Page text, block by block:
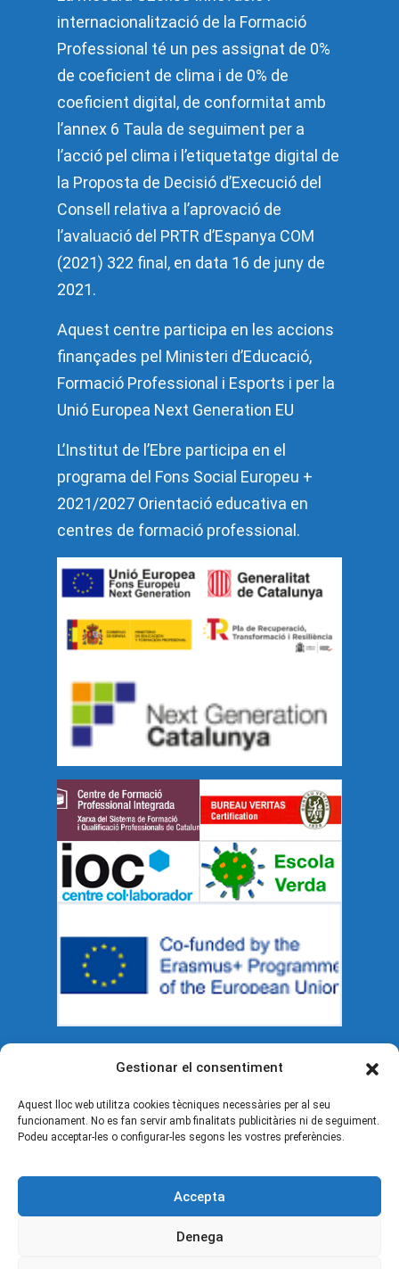
Gestionar el consentiment
Aquest lloc web utilitza cookies tècniques necessàries per al seu
funcionament. No es fan servir amb finalitats publicitàries ni de seguiment.
Podeu acceptar-les o configurar-les segons les vostres preferències.
Accepta
Denega
internacionalització de la Formació
Professional té un pes assignat de 0%
de coeficient de clima i de 0% de
coeficient digital, de conformitat amb
l’annex 6 Taula de seguiment per a
l’acció pel clima i l’etiquetatge digital de
la Proposta de Decisió d’Execució del
Consell relativa a l’aprovació de
l’avaluació del PRTR d’Espanya COM
(2021) 322 final, en data 16 de juny de
2021.
Aquest centre participa en les accions
finançades pel Ministeri d’Educació,
Formació Professional i Esports i per la
Unió Europea Next Generation EU
L’Institut de l’Ebre participa en el
programa del Fons Social Europeu +
2021/2027 Orientació educativa en
centres de formació professional.
Política de cookies (UE)
Política de privacitat